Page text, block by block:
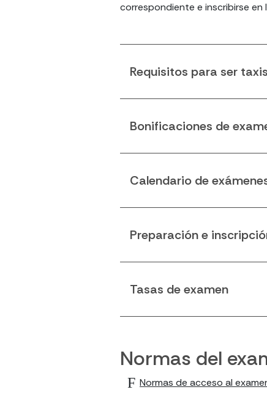
correspondiente e inscribirse
Requisitos para ser
Bonificaciones de
Calendario de
Preparación e
Tasas de examen
Normas del
Normas de acceso al